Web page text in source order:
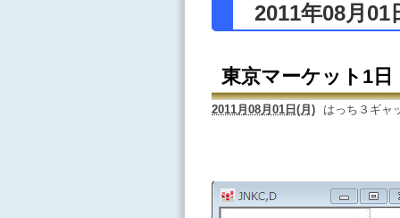
2011年08月01
東京マーケット1日
2011月08月01日(月) はっち３ギャ